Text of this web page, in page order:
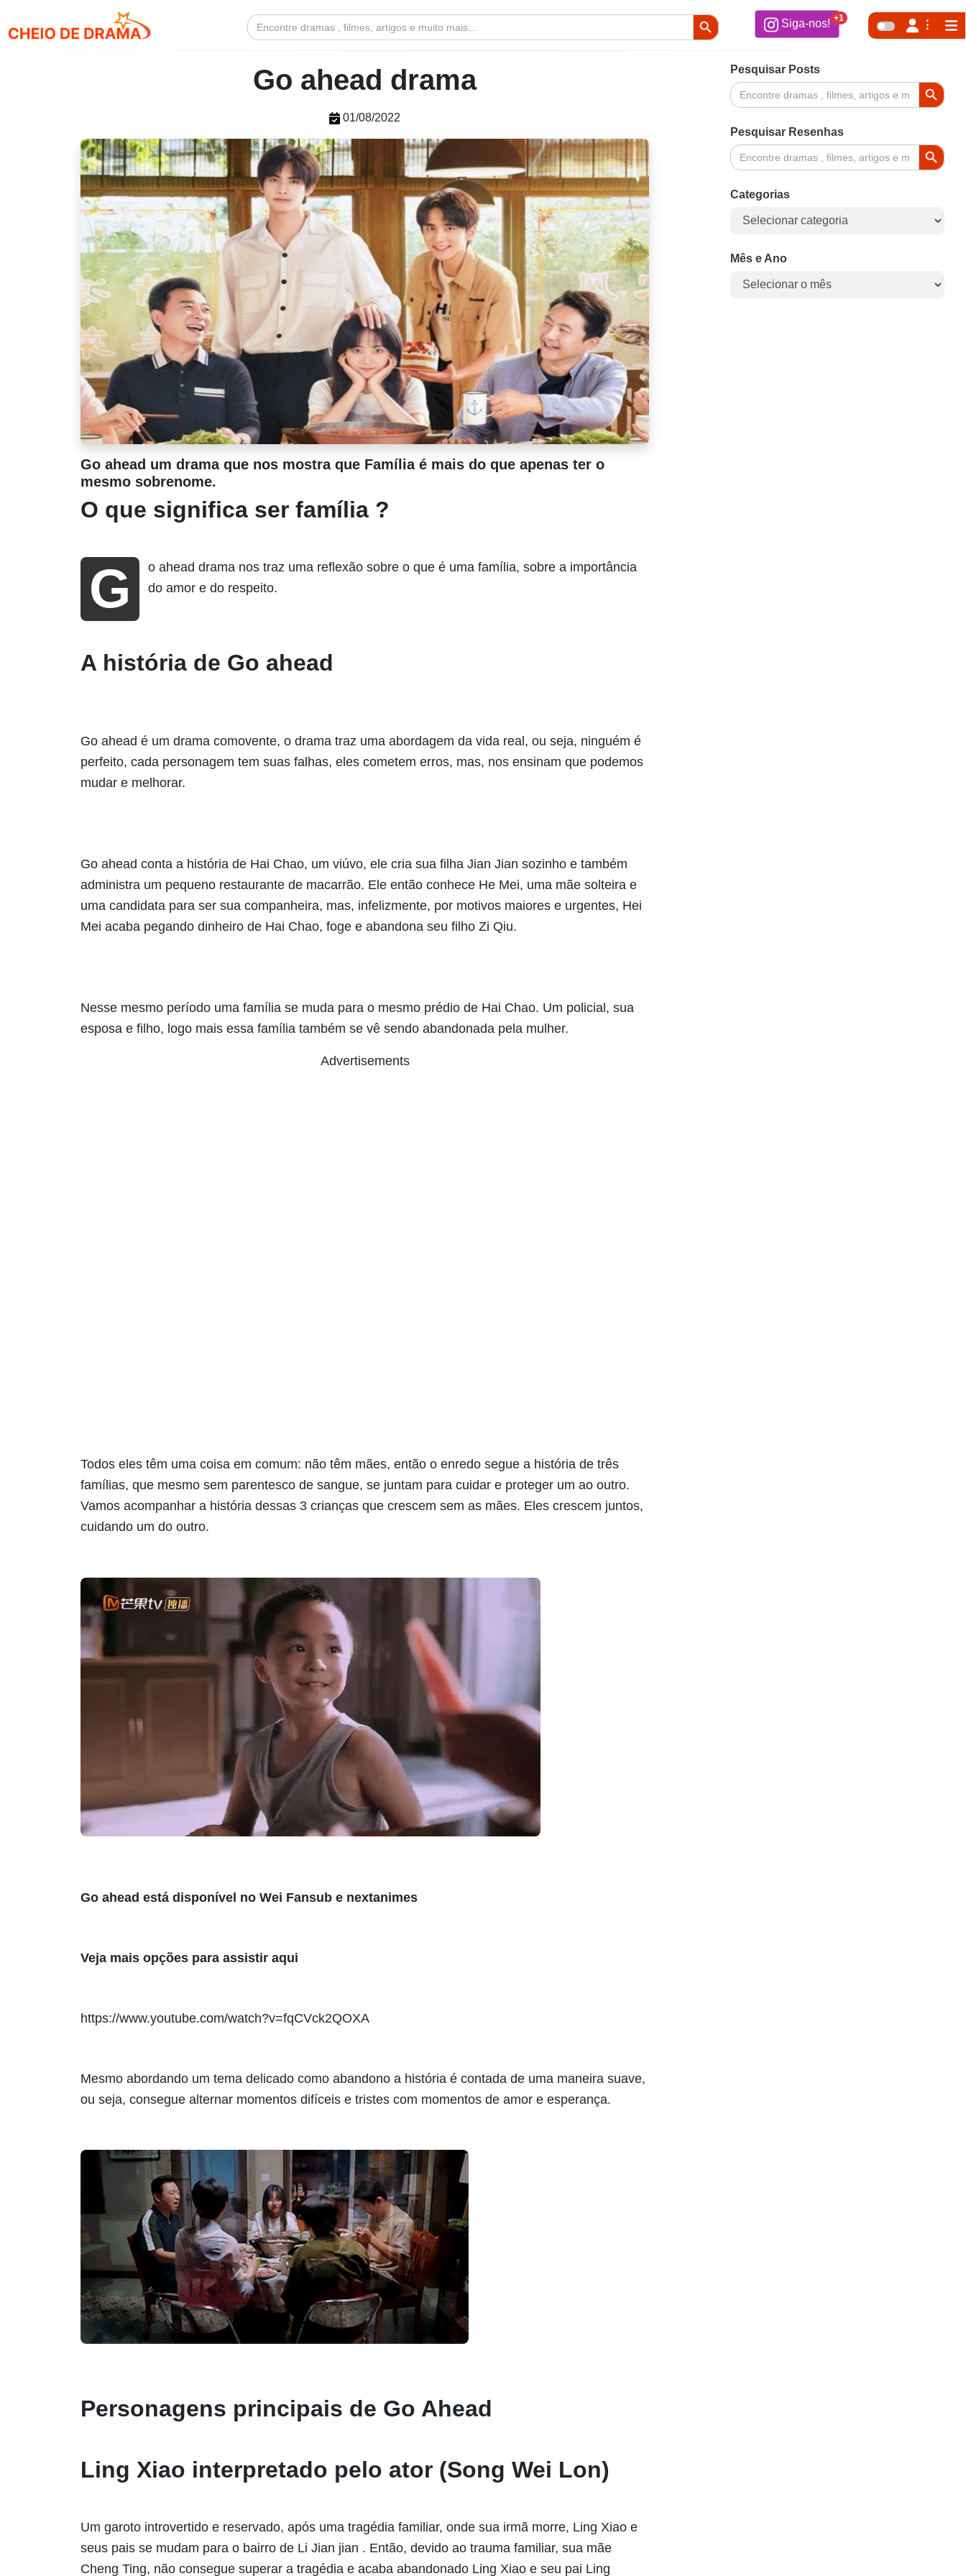
Search
for:
Search Button
Siga-nos! +1
Go ahead drama
01/08/2022
Go ahead um drama que nos mostra que Família é mais do que apenas ter o
mesmo sobrenome.
O que significa ser família ?
Go ahead drama nos traz uma reflexão sobre o que é uma família, sobre a importância do amor e do respeito.
A história de Go ahead
Go ahead é um drama comovente, o drama traz uma abordagem da vida real, ou seja, ninguém é
perfeito, cada personagem tem suas falhas, eles cometem erros, mas, nos ensinam que podemos
mudar e melhorar.
Go ahead conta a história de Hai Chao, um viúvo, ele cria sua filha Jian Jian sozinho e também
administra um pequeno restaurante de macarrão. Ele então conhece He Mei, uma mãe solteira e
uma candidata para ser sua companheira, mas, infelizmente, por motivos maiores e urgentes, Hei
Mei acaba pegando dinheiro de Hai Chao, foge e abandona seu filho Zi Qiu.
Nesse mesmo período uma família se muda para o mesmo prédio de Hai Chao. Um policial, sua
esposa e filho, logo mais essa família também se vê sendo abandonada pela mulher.
Advertisements
Todos eles têm uma coisa em comum: não têm mães, então o enredo segue a história de três
famílias, que mesmo sem parentesco de sangue, se juntam para cuidar e proteger um ao outro.
Vamos acompanhar a história dessas 3 crianças que crescem sem as mães. Eles crescem juntos,
cuidando um do outro.
Go ahead está disponível noWei Fansub e nextanimes
Veja mais opções para assistiraqui
https://www.youtube.com/watch?v=fqCVck2QOXA
Mesmo abordando um tema delicado como abandono a história é contada de uma maneira suave,
ou seja, consegue alternar momentos difíceis e tristes com momentos de amor e esperança.
Personagens principais de Go Ahead
Ling Xiao interpretado pelo ator (Song Wei Lon)
Um garoto introvertido e reservado, após uma tragédia familiar, onde sua irmã morre, Ling Xiao e
seus pais se mudam para o bairro de Li Jian jian . Então, devido ao trauma familiar, sua mãe
Cheng Ting, não consegue superar a tragédia e acaba abandonado Ling Xiao e seu pai Ling
Pesquisar Posts
Search
for:
Search Button
Pesquisar Resenhas
Search
for:
Search Button
Categorias
Categorias
Mês e Ano
Mês